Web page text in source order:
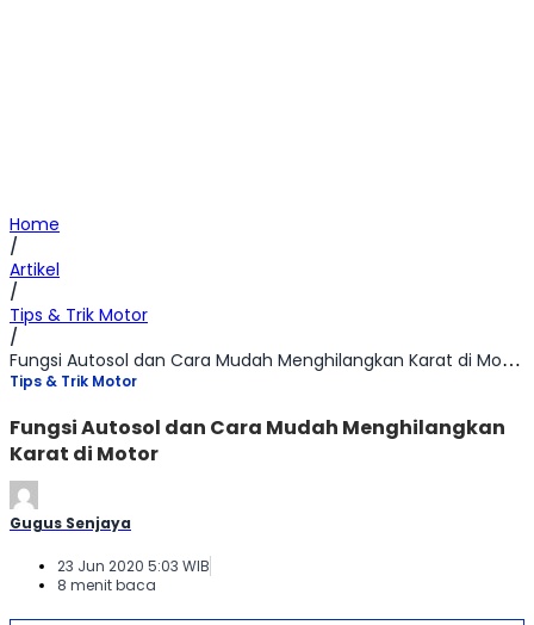
Home
/
Artikel
/
Tips & Trik Motor
/
Fungsi Autosol dan Cara Mudah Menghilangkan Karat di Motor
Tips & Trik Motor
Fungsi Autosol dan Cara Mudah Menghilangkan
Karat di Motor
Gugus Senjaya
23 Jun 2020 5:03 WIB
8 menit baca